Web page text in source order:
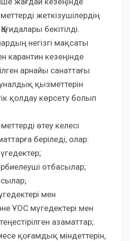
жеткізушілердің
бекітілді.
негізгі мақсаты
карантин кезеңінде
арнайы санаттағы
қызметтерін
қолдау көрсету болып
өтеу келесі
беріледі, олар:
отбасылар;
мен
ҰОС мүгедектері мен
азаматтар;
қоғамдық міндеттерін,